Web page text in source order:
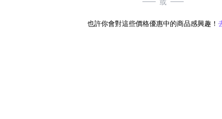
也許你會對這些價格優惠中的商品感興趣！